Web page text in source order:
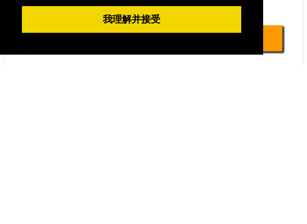
我理解并接受
总金额为。。。 630.16 EUR
要么